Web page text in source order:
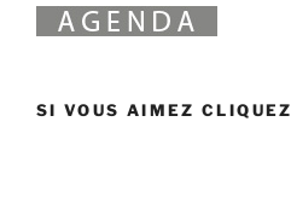
SI VOUS AIMEZ CLIQUEZ